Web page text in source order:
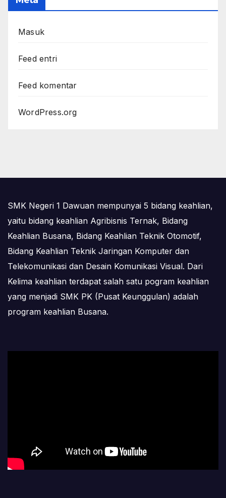
Masuk
Feed entri
Feed komentar
WordPress.org
SMK Negeri 1 Dawuan mempunyai 5 bidang keahlian,
yaitu bidang keahlian Agribisnis Ternak, Bidang
Keahlian Busana, Bidang Keahlian Teknik Otomotif,
Bidang Keahlian Teknik Jaringan Komputer dan
Telekomunikasi dan Desain Komunikasi Visual. Dari
Kelima keahlian terdapat salah satu pogram keahlian
yang menjadi SMK PK (Pusat Keunggulan) adalah
program keahlian Busana.